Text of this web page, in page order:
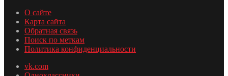
О сайте
Карта сайта
Обратная связь
Поиск по меткам
Политика конфиденциальности
vk.com